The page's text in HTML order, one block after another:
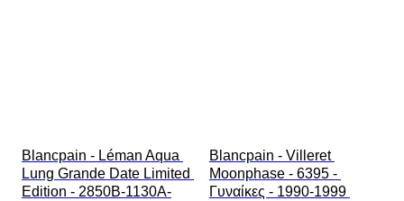
Blancpain - Léman Aqua
Lung Grande Date Limited
Edition - 2850B-1130A-
Blancpain - Villeret
Moonphase - 6395 -
Γυναίκες - 1990-1999